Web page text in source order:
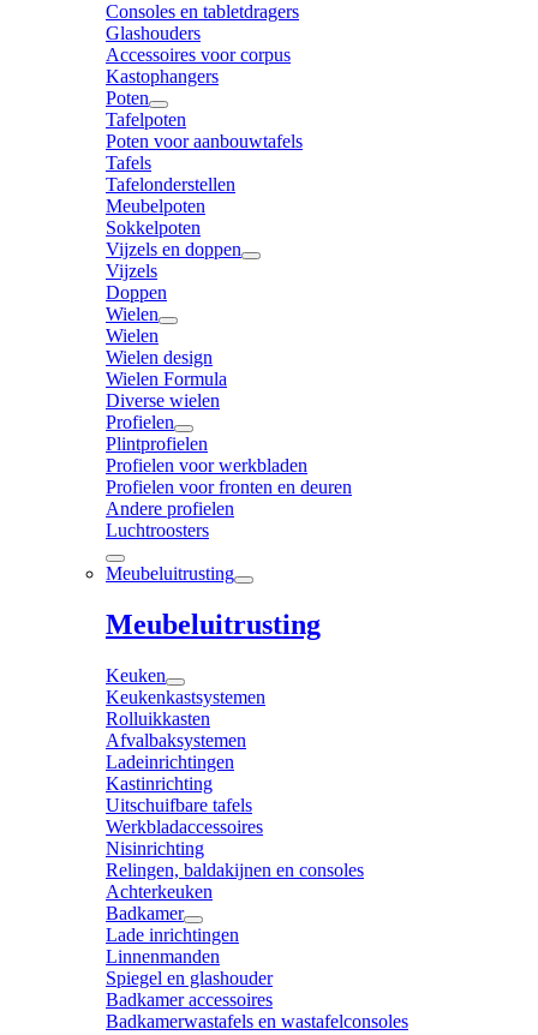
Consoles en tabletdragers
Glashouders
Accessoires voor corpus
Kastophangers
Poten
Tafelpoten
Poten voor aanbouwtafels
Tafels
Tafelonderstellen
Meubelpoten
Sokkelpoten
Vijzels en doppen
Vijzels
Doppen
Wielen
Wielen
Wielen design
Wielen Formula
Diverse wielen
Profielen
Plintprofielen
Profielen voor werkbladen
Profielen voor fronten en deuren
Andere profielen
Luchtroosters
Meubeluitrusting
Meubeluitrusting
Keuken
Keukenkastsystemen
Rolluikkasten
Afvalbaksystemen
Ladeinrichtingen
Kastinrichting
Uitschuifbare tafels
Werkbladaccessoires
Nisinrichting
Relingen, baldakijnen en consoles
Achterkeuken
Badkamer
Lade inrichtingen
Linnenmanden
Spiegel en glashouder
Badkamer accessoires
Badkamerwastafels en wastafelconsoles